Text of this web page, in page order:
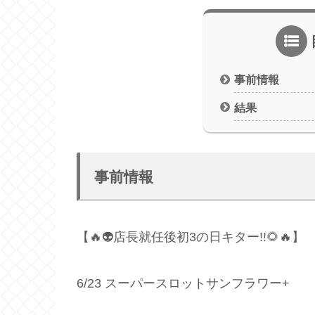
事前情報
結果
事前情報
【🔥👽店長就任後初3の日キター!!🌻🔥】
6/23 スーパースロットサンフラワー+